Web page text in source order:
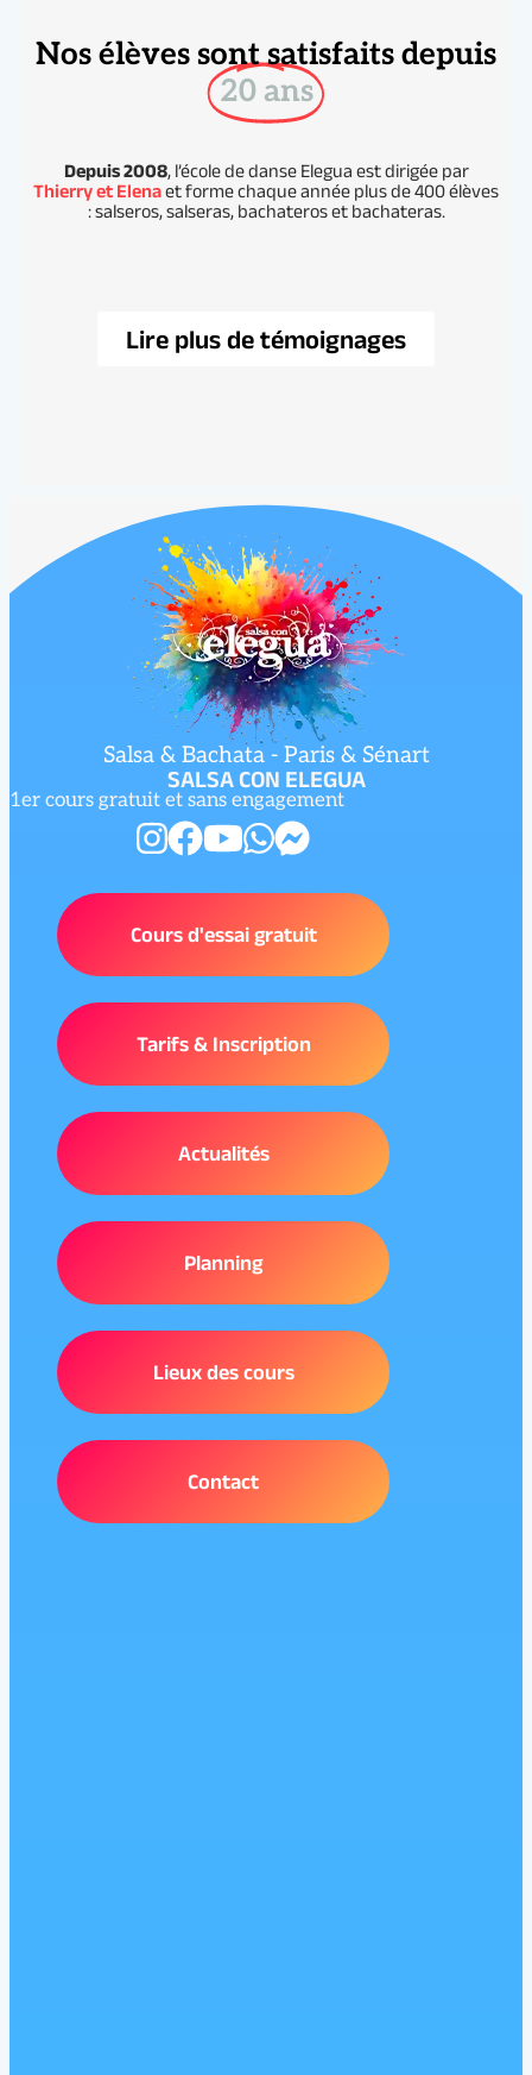
Nos élèves sont satisfaits depuis
20 ans
Depuis 2008, l’école de danse Elegua est dirigée par
Thierry et Elenaet forme chaque année plus de 400 élèves
: salseros, salseras, bachateros et bachateras.
Lire plus de témoignages
Salsa & Bachata - Paris & Sénart
SALSA CON ELEGUA
1er cours gratuit et sans engagement
Cours d'essai gratuit
Tarifs & Inscription
Actualités
Planning
Lieux des cours
Contact